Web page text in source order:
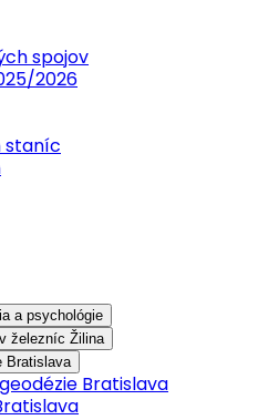
spojov
2026
staníc
a psychológie
železníc Žilina
Bratislava
Bratislava